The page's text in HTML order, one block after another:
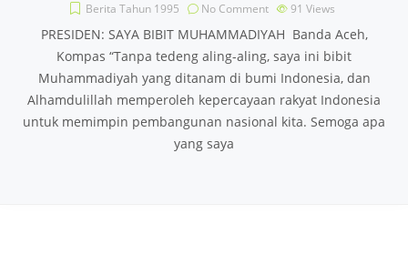
Berita Tahun 1995 No Comment 91 Views
PRESIDEN: SAYA BIBIT MUHAMMADIYAH Banda Aceh,
Kompas “Tanpa tedeng aling-aling, saya ini bibit
Muhammadiyah yang ditanam di bumi Indonesia, dan
Alhamdulillah memperoleh kepercayaan rakyat Indonesia
untuk memimpin pembangunan nasional kita. Semoga apa
yang saya